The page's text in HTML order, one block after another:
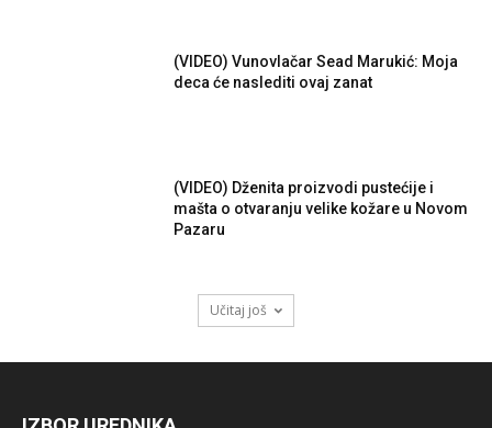
(VIDEO) Vunovlačar Sead Marukić: Moja
deca će naslediti ovaj zanat
(VIDEO) Dženita proizvodi pustećije i
mašta o otvaranju velike kožare u Novom
Pazaru
Učitaj još